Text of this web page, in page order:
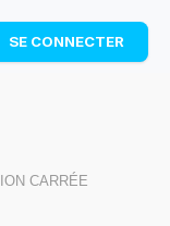
les maths cet
avec des
SE CONNECTER
CARRÉE